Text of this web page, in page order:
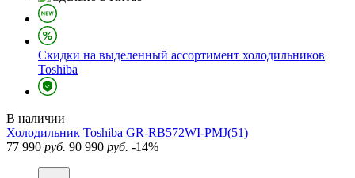
Скидки на выделенный ассортимент холодильников
Toshiba
В наличии
Холодильник Toshiba GR-RB572WI-PMJ(51)
77 990 руб. 90 990 руб. -14%